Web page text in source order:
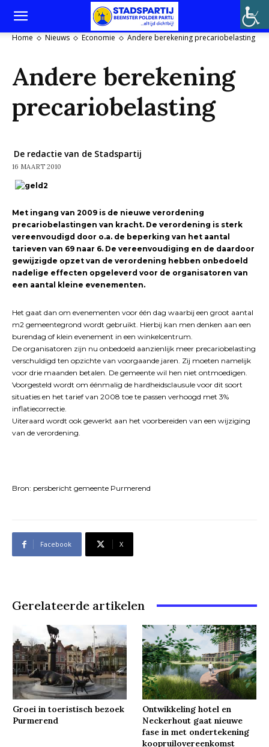
Home Nieuws Economie Andere berekening precariobelasting
Andere berekening
precariobelasting
De redactie van de Stadspartij
16 MAART 2010
Met ingang van 2009 is de nieuwe verordening
precariobelastingen van kracht. De verordening is sterk
vereenvoudigd door o.a. de beperking van het aantal
tarieven van 69 naar 6. De vereenvoudiging en de daardoor
gewijzigde opzet van de verordening hebben onbedoeld
nadelige effecten opgeleverd voor de organisatoren van
een aantal kleine evenementen.
Het gaat dan om evenementen voor één dag waarbij een groot aantal
m2 gemeentegrond wordt gebruikt. Hierbij kan men denken aan een
burendag of klein evenement in een winkelcentrum.
De organisatoren zijn nu onbedoeld aanzienlijk meer precariobelasting
verschuldigd ten opzichte van voorgaande jaren. Zij moeten namelijk
voor drie maanden betalen. De gemeente wil hen niet ontmoedigen.
Voorgesteld wordt om éénmalig de hardheidsclausule voor dit soort
situaties en het tarief van 2008 toe te passen verhoogd met 3%
inflatiecorrectie.
Uiteraard wordt ook gewerkt aan het voorbereiden van een wijziging
van de verordening.
Bron: persbericht gemeente Purmerend
Facebook X
Gerelateerde artikelen
Groei in toeristisch bezoek
Purmerend
Ontwikkeling hotel en
Neckerhout gaat nieuwe
fase in met ondertekening
koopruilovereenkomst